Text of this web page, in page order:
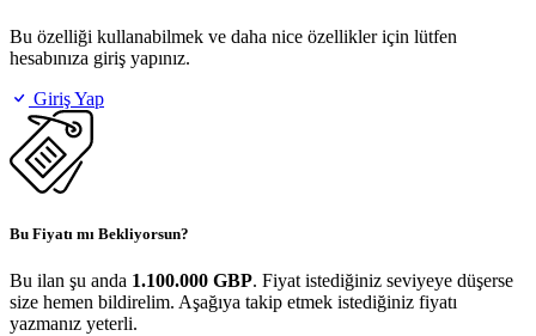
Bu özelliği kullanabilmek ve daha nice özellikler için lütfen
hesabınıza giriş yapınız.
Giriş Yap
Bu Fiyatı mı Bekliyorsun?
Bu ilan şu anda 1.100.000 GBP. Fiyat istediğiniz seviyeye düşerse
size hemen bildirelim. Aşağıya takip etmek istediğiniz fiyatı
yazmanız yeterli.